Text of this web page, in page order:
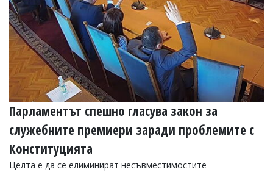
ЮГ
Управители:
Веселин
Василев,
email:
v.vasilev@flagman.bg
Катя
Касабова,
еmail:
k.kassabova@flagman.bg
Главен
редактор:
Иван
Парламентът спешно гласува закон за
служебните премиери заради проблемите с
Конституцията
Целта е да се елиминират несъвместимостите